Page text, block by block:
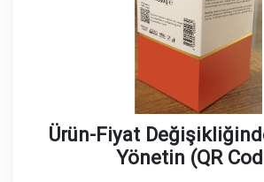
Ürün-Fiyat
Yönetin (QR